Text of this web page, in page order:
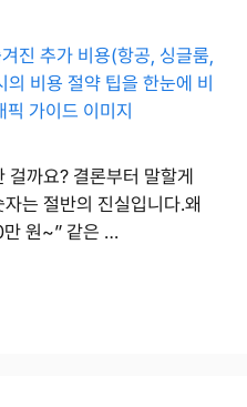
걸까요? 결론부터 말할게
는 절반의 진실입니다.왜
만 원~” 같은 …